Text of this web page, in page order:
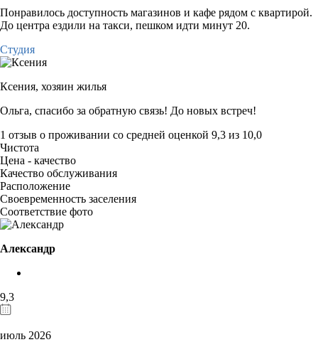
Понравилось доступность магазинов и кафе рядом с квартирой.
До центра ездили на такси, пешком идти минут 20.
Студия
Ксения, хозяин жилья
Ольга, спасибо за обратную связь! До новых встреч!
1 отзыв о проживании со средней оценкой 9,3 из 10,0
Чистота
Цена - качество
Качество обслуживания
Расположение
Своевременность заселения
Соответствие фото
Александр
9,3
июль 2026